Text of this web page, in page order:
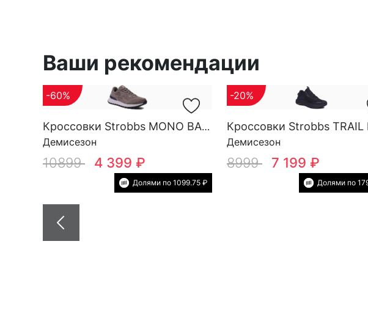
Ваши рекомендации
Кроссовки Strobbs MONO BASE M 3696-17
Демисезон
-60%
10899 4 399 ₽
Долями по 1099.75 ₽
Демисезон
-20%
8999 7 199 ₽
Долями по